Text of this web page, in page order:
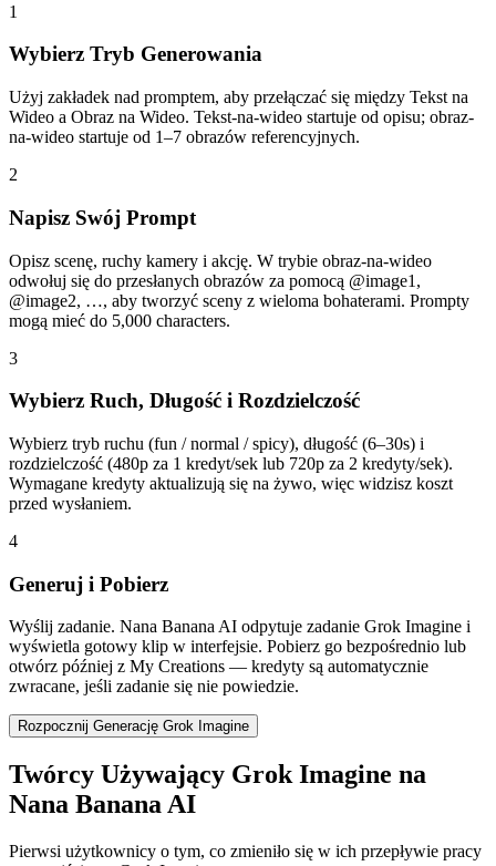
1
Wybierz Tryb Generowania
Użyj zakładek nad promptem, aby przełączać się między Tekst na
Wideo a Obraz na Wideo. Tekst-na-wideo startuje od opisu; obraz-
na-wideo startuje od 1–7 obrazów referencyjnych.
2
Napisz Swój Prompt
Opisz scenę, ruchy kamery i akcję. W trybie obraz-na-wideo
odwołuj się do przesłanych obrazów za pomocą @image1,
@image2, …, aby tworzyć sceny z wieloma bohaterami. Prompty
mogą mieć do 5,000 characters.
3
Wybierz Ruch, Długość i Rozdzielczość
Wybierz tryb ruchu (fun / normal / spicy), długość (6–30s) i
rozdzielczość (480p za 1 kredyt/sek lub 720p za 2 kredyty/sek).
Wymagane kredyty aktualizują się na żywo, więc widzisz koszt
przed wysłaniem.
4
Generuj i Pobierz
Wyślij zadanie. Nana Banana AI odpytuje zadanie Grok Imagine i
wyświetla gotowy klip w interfejsie. Pobierz go bezpośrednio lub
otwórz później z My Creations — kredyty są automatycznie
zwracane, jeśli zadanie się nie powiedzie.
Rozpocznij Generację Grok Imagine
Twórcy Używający Grok Imagine na
Nana Banana AI
Pierwsi użytkownicy o tym, co zmieniło się w ich przepływie pracy